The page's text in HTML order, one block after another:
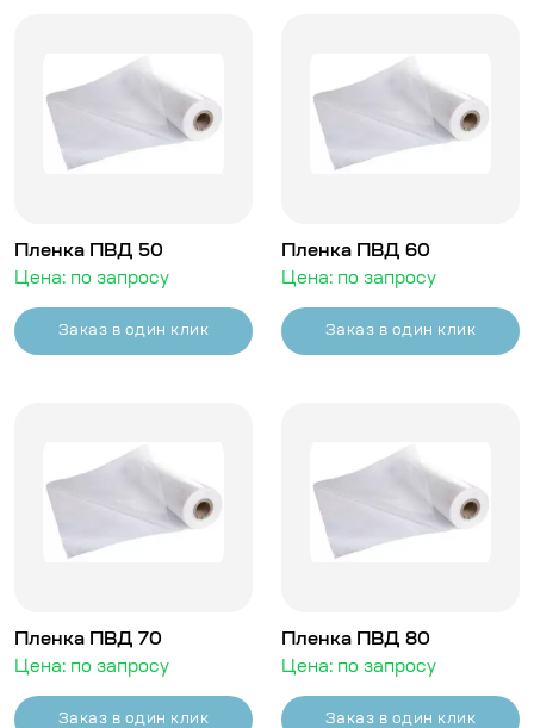
Пленка ПВД 50
Цена: по запросу
Заказ в один клик
Пленка ПВД 60
Цена: по запросу
Заказ в один клик
Пленка ПВД 70
Цена: по запросу
Заказ в один клик
Пленка ПВД 80
Цена: по запросу
Заказ в один клик